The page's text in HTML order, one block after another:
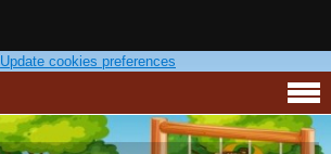
Update cookies preferences